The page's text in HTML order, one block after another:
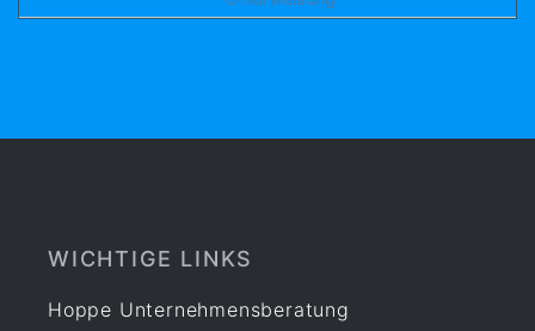
WICHTIGE LINKS
Hoppe Unternehmensberatung